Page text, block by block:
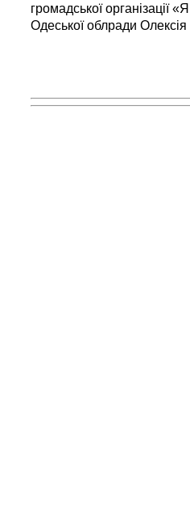
громадської організації
Одеської облради